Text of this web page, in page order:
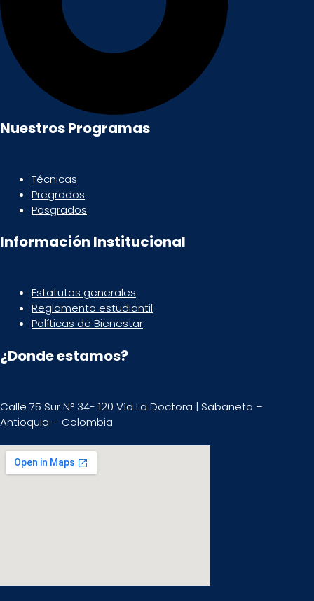
Nuestros Programas
Técnicas
Pregrados
Posgrados
Información Institucional
Estatutos generales
Reglamento estudiantil
Políticas de Bienestar
¿Donde estamos?
Calle 75 Sur N° 34- 120 Vía La Doctora | Sabaneta –
Antioquia – Colombia